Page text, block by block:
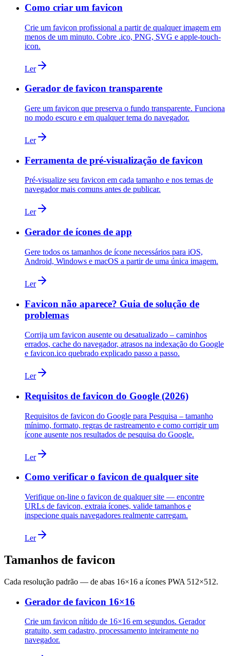
Como criar um favicon
Crie um favicon profissional a partir de qualquer imagem em
menos de um minuto. Cobre .ico, PNG, SVG e apple-touch-
icon.
Ler
Gerador de favicon transparente
Gere um favicon que preserva o fundo transparente. Funciona
no modo escuro e em qualquer tema do navegador.
Ler
Ferramenta de pré-visualização de favicon
Pré-visualize seu favicon em cada tamanho e nos temas de
navegador mais comuns antes de publicar.
Ler
Gerador de ícones de app
Gere todos os tamanhos de ícone necessários para iOS,
Android, Windows e macOS a partir de uma única imagem.
Ler
Favicon não aparece? Guia de solução de
problemas
Corrija um favicon ausente ou desatualizado – caminhos
errados, cache do navegador, atrasos na indexação do Google
e favicon.ico quebrado explicado passo a passo.
Ler
Requisitos de favicon do Google (2026)
Requisitos de favicon do Google para Pesquisa – tamanho
mínimo, formato, regras de rastreamento e como corrigir um
ícone ausente nos resultados de pesquisa do Google.
Ler
Como verificar o favicon de qualquer site
Verifique on-line o favicon de qualquer site — encontre
URLs de favicon, extraia ícones, valide tamanhos e
inspecione quais navegadores realmente carregam.
Ler
Tamanhos de favicon
Cada resolução padrão — de abas 16×16 a ícones PWA 512×512.
Gerador de favicon 16×16
Crie um favicon nítido de 16×16 em segundos. Gerador
gratuito, sem cadastro, processamento inteiramente no
navegador.